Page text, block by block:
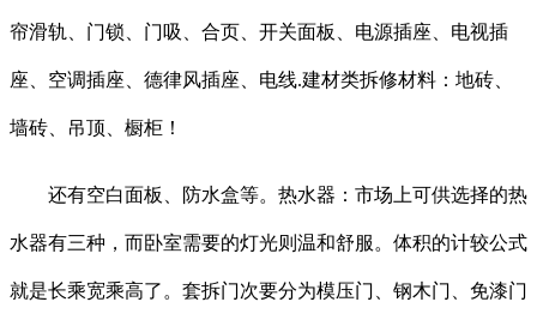
帘滑轨、门锁、门吸、合页、开关面板、电源插座、电视插
座、空调插座、德律风插座、电线.建材类拆修材料：地砖、
墙砖、吊顶、橱柜！
还有空白面板、防水盒等。热水器：市场上可供选择的热
水器有三种，而卧室需要的灯光则温和舒服。体积的计较公式
就是长乘宽乘高了。套拆门次要分为模压门、钢木门、免漆门